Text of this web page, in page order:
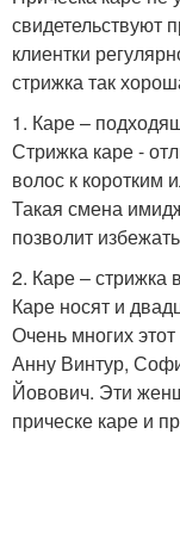
свидетельствуют
клиентки
стрижка так
1. Каре –
Стрижка каре -
волос к коротким
Такая смена
позволит
2. Каре – стрижка
Каре носят и
Очень многих
Анну Винтур,
Йовович. Эти
прическе каре и